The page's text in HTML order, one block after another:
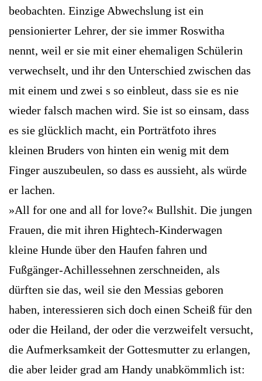
beobachten. Einzige Abwechslung ist ein
pensionierter Lehrer, der sie immer Roswitha
nennt, weil er sie mit einer ehemaligen Schülerin
verwechselt, und ihr den Unterschied zwischen das
mit einem und zwei s so einbleut, dass sie es nie
wieder falsch machen wird. Sie ist so einsam, dass
es sie glücklich macht, ein Porträtfoto ihres
kleinen Bruders von hinten ein wenig mit dem
Finger auszubeulen, so dass es aussieht, als würde
er lachen.
»All for one and all for love?« Bullshit. Die jungen
Frauen, die mit ihren Hightech-Kinderwagen
kleine Hunde über den Haufen fahren und
Fußgänger-Achillessehnen zerschneiden, als
dürften sie das, weil sie den Messias geboren
haben, interessieren sich doch einen Scheiß für den
oder die Heiland, der oder die verzweifelt versucht,
die Aufmerksamkeit der Gottesmutter zu erlangen,
die aber leider grad am Handy unabkömmlich ist: